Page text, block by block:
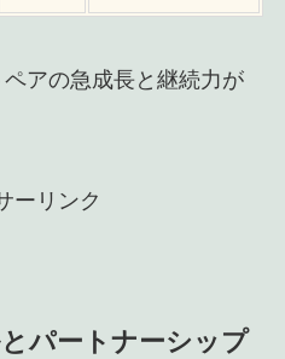
アの急成長と継続力が
ーリンク
パートナーシップ